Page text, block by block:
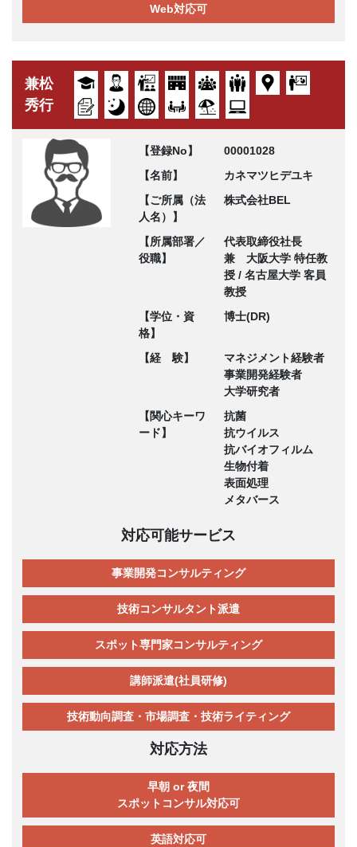
Web対応可
兼松
秀行
【登録No】
00001028
【名前】
カネマツヒデユキ
【ご所属（法
人名）】
株式会社BEL
【所属部署／
役職】
代表取締役社長
兼 大阪大学 特任教
授 / 名古屋大学 客員
教授
【学位・資
格】
博士(DR)
【経 験】
マネジメント経験者
事業開発経験者
大学研究者
【関心キーワ
ード】
抗菌
抗ウイルス
抗バイオフィルム
生物付着
表面処理
メタバース
対応可能サービス
事業開発コンサルティング
技術コンサルタント派遣
スポット専門家コンサルティング
講師派遣(社員研修)
技術動向調査・市場調査・技術ライティング
対応方法
早朝 or 夜間
スポットコンサル対応可
英語対応可